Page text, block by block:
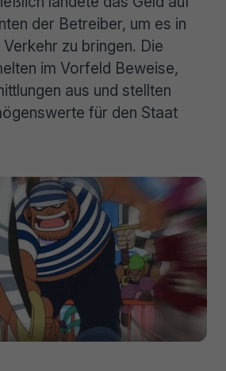
der Betreiber, um es in
zu bringen. Die
im Vorfeld Beweise,
aus und stellten
für den Staat